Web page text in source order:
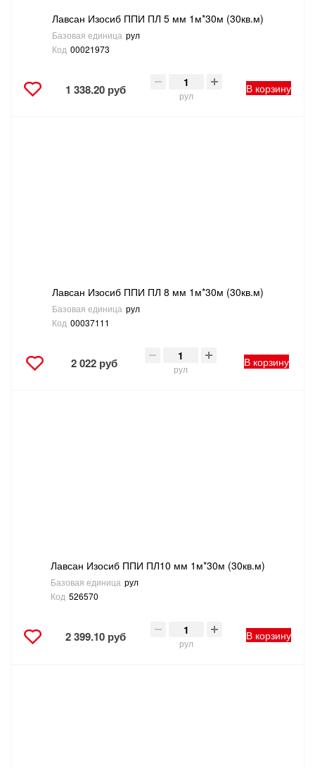
Лавсан Изосиб ППИ ПЛ 5 мм 1м*30м (30кв.м)
Базовая единица рул
Код 00021973
1 338.20 руб рул
В корзину
Лавсан Изосиб ППИ ПЛ 8 мм 1м*30м (30кв.м)
Базовая единица рул
Код 00037111
2 022 руб рул
В корзину
Лавсан Изосиб ППИ ПЛ10 мм 1м*30м (30кв.м)
Базовая единица рул
Код 526570
2 399.10 руб рул
В корзину